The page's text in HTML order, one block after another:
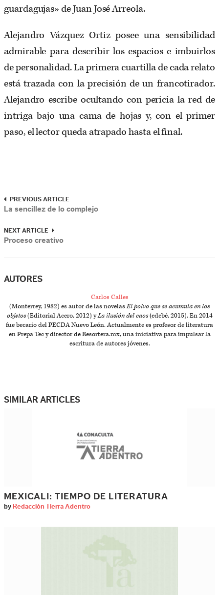
guardagujas» de Juan José Arreola.
Alejandro Vázquez Ortiz posee una sensibilidad
admirable para describir los espacios e imbuirlos
de personalidad. La primera cuartilla de cada relato
está trazada con la precisión de un francotirador.
Alejandro escribe ocultando con pericia la red de
intriga bajo una cama de hojas y, con el primer
paso, el lector queda atrapado hasta el final.
PREVIOUS ARTICLE
La sencillez de lo complejo
NEXT ARTICLE
Proceso creativo
AUTORES
Carlos Calles
(Monterrey, 1982) es autor de las novelasEl polvo que se acumula en los
objetos(Editorial Acero, 2012) yLa ilusión del caos(edebé, 2015). En 2014
fue becario del PECDA Nuevo León. Actualmente es profesor de literatura
en Prepa Tec y director de Resortera.mx, una iniciativa para impulsar la
escritura de autores jóvenes.
SIMILAR ARTICLES
MEXICALI: TIEMPO DE LITERATURA
by Redacción Tierra Adentro